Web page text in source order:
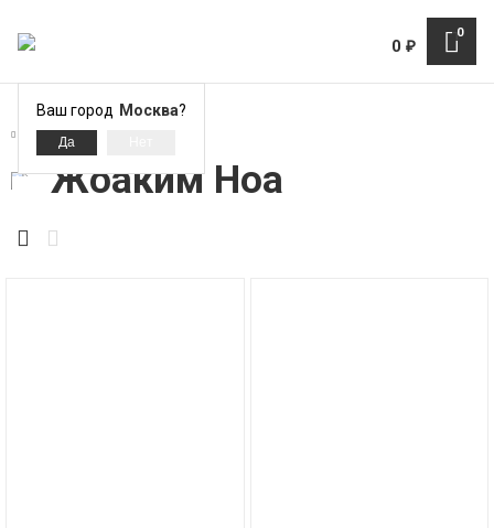
0
0 ₽
Ваш город Москва?
Жоаким Ноа
Жоаким Ноа